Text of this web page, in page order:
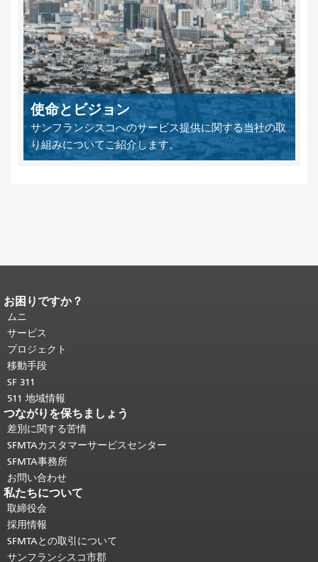
使命とビジョン
サンフランシスコへのサービス提供に関する当社の取
り組みについてご紹介します。
ページコンテンツの終わり。
ジの残りの部分はすべてのページで繰
り返されます。
頭に戻る。
お困りですか？
ムニ
サービス
プロジェクト
移動手段
SF 311
511 地域情報
つながりを保ちましょう
差別に関する苦情
SFMTAカスタマーサービスセンター
SFMTA事務所
お問い合わせ
私たちについて
取締役会
採用情報
SFMTAとの取引について
サンフランシスコ市郡